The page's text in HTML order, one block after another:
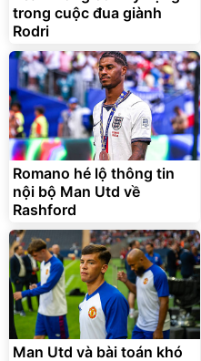
trong cuộc đua giành
Rodri
Romano hé lộ thông tin
nội bộ Man Utd về
Rashford
Man Utd và bài toán khó